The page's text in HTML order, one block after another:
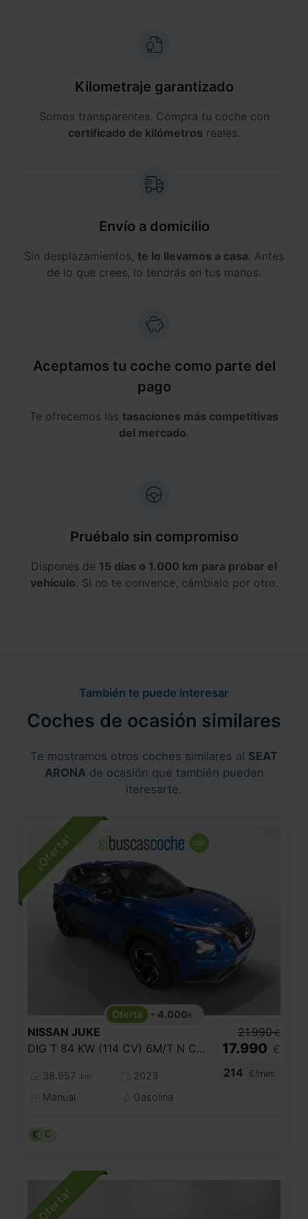
Kilometraje garantizado
Somos transparentes. Compra tu coche con
certificado de kilómetros reales.
Envío a domicilio
Sin desplazamientos, te lo llevamos a casa. Antes
de lo que crees, lo tendrás en tus manos.
Aceptamos tu coche como parte del
pago
Te ofrecemos las tasaciones más competitivas
del mercado.
Pruébalo sin compromiso
Dispones de 15 días o 1.000 km para probar el
vehículo. Si no te convence, cámbialo por otro.
También te puede interesar
Coches de ocasión similares
Te mostramos otros coches similares al SEAT
ARONAde ocasión que también pueden
iteresarte.
- 4.000€
NISSAN JUKE
DIG T 84 KW (114 CV) 6M/T N CONNECTA
38.957 km
2023
Manual
Gasolina
21.990 €
17.990 €
214
€/mes
C